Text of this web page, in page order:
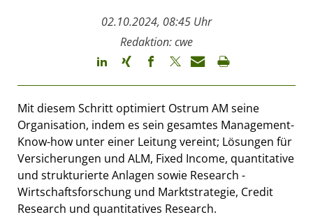
02.10.2024, 08:45 Uhr
Redaktion: cwe
Mit diesem Schritt optimiert Ostrum AM seine
Organisation, indem es sein gesamtes Management-
Know-how unter einer Leitung vereint; Lösungen für
Versicherungen und ALM, Fixed Income, quantitative
und strukturierte Anlagen sowie Research -
Wirtschaftsforschung und Marktstrategie, Credit
Research und quantitatives Research.